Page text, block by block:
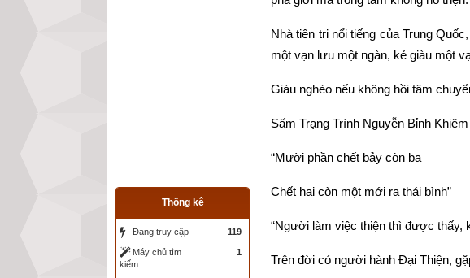
Nhà tiên tri nổi tiếng của Trung
một vạn lưu một ngàn, kẻ giàu một
Giàu nghèo nếu không hồi tâm
Sấm Trạng Trình Nguyễn Bỉnh
“Mười phần chết bảy còn ba
Chết hai còn một mới ra thái bình”
“Người làm việc thiện thì được thấy,
Trên đời có người hành Đại Thiện,
Thống kê
Đang truy cập 119
Máy chủ tìm
kiếm
1